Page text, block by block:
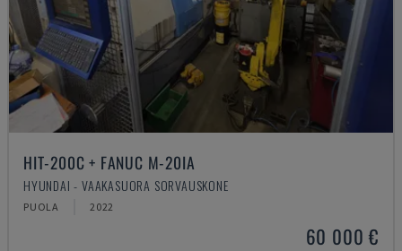
HIT-200C + FANUC M-20IA
HYUNDAI - VAAKASUORA SORVAUSKONE
PUOLA 2022
60 000 €